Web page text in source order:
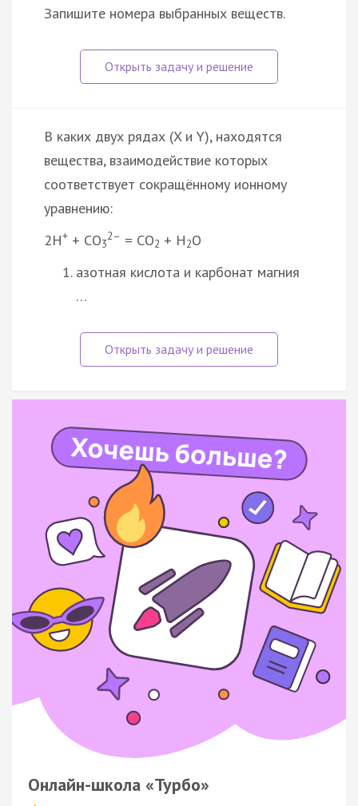
Запишите номера выбранных веществ.
В каких двух рядах (X и Y), находятся
вещества, взаимодействие которых
соответствует сокращённому ионному
уравнению:
2Н+ + СО3
2– = СО2 + Н2О
азотная кислота и карбонат магния
…
Онлайн-школа «Турбо»